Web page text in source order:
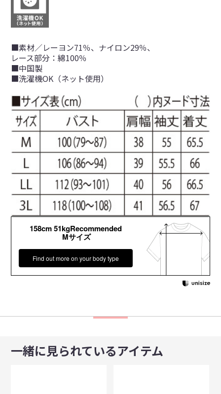
■素材／レーヨン71％、ナイロン29％、
レース部分：綿100％
■中国製
■洗濯機OK（ネット使用）
158cm 51kgRecommended
Mサイズ
Find out more on your body type
一緒に見られているアイテム